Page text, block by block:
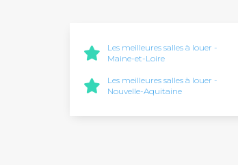
Les meilleures salles à louer -
Maine-et-Loire
Les meilleures salles à louer -
Nouvelle-Aquitaine